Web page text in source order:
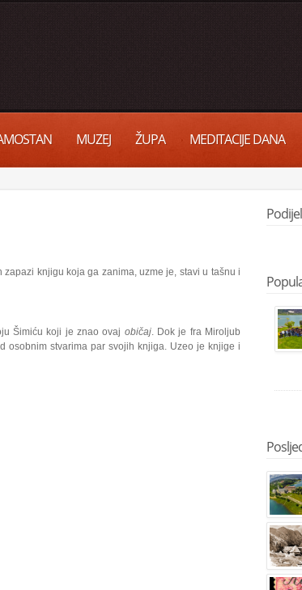
MUZEJ ŽUPA MEDITACIJE DANA
knjigu koja ga zanima, uzme je, stavi u tašnu i
Šimiću koji je znao ovaj običaj. Dok je fra Miroljub
osobnim stvarima par svojih knjiga. Uzeo je knjige i